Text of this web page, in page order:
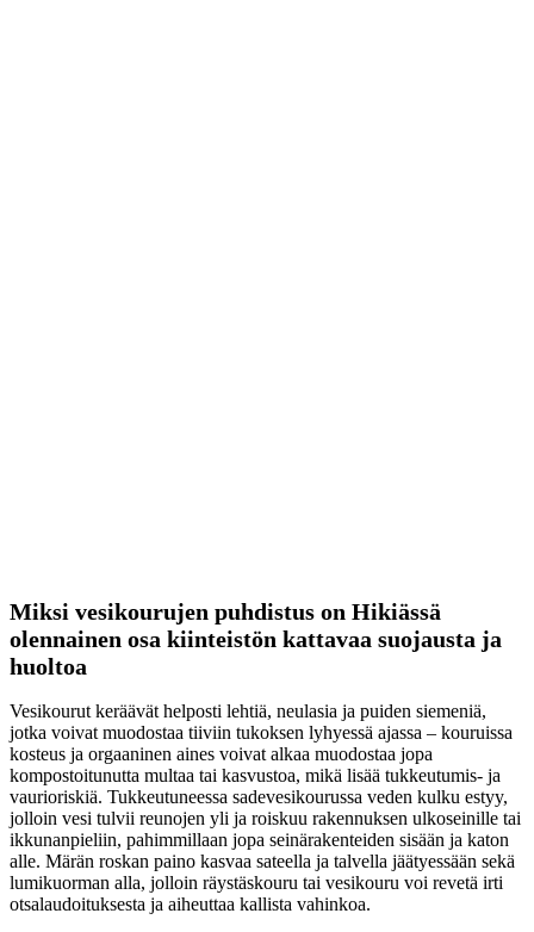
Miksi vesikourujen puhdistus on Hikiässä
olennainen osa kiinteistön kattavaa suojausta ja
huoltoa
Vesikourut keräävät helposti lehtiä, neulasia ja puiden siemeniä,
jotka voivat muodostaa tiiviin tukoksen lyhyessä ajassa – kouruissa
kosteus ja orgaaninen aines voivat alkaa muodostaa jopa
kompostoitunutta multaa tai kasvustoa, mikä lisää tukkeutumis- ja
vaurioriskiä. Tukkeutuneessa sadevesikourussa veden kulku estyy,
jolloin vesi tulvii reunojen yli ja roiskuu rakennuksen ulkoseinille tai
ikkunanpieliin, pahimmillaan jopa seinärakenteiden sisään ja katon
alle. Märän roskan paino kasvaa sateella ja talvella jäätyessään sekä
lumikuorman alla, jolloin räystäskouru tai vesikouru voi revetä irti
otsalaudoituksesta ja aiheuttaa kallista vahinkoa.